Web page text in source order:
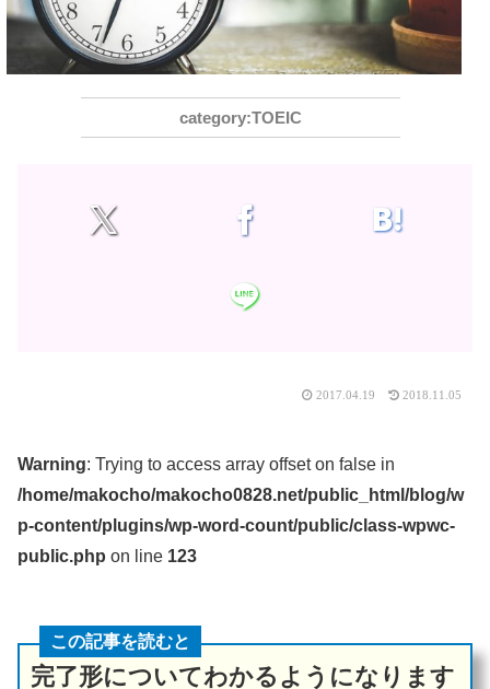
TOEIC
2017.04.19 2018.11.05
Warning: Trying to access array offset on false in
/home/makocho/makocho0828.net/public_html/blog/w
p-content/plugins/wp-word-count/public/class-wpwc-
public.php on line 123
この記事を読むと
完了形についてわかるようになります